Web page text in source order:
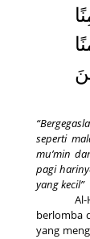
seperti
mu’min
pagi
yang kecil”
berlomba
yang